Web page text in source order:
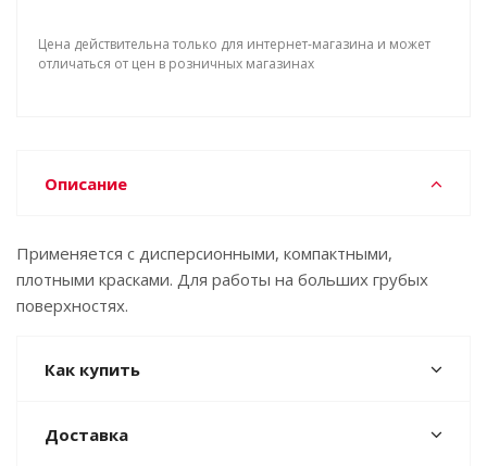
Цена действительна только для интернет-магазина и может
отличаться от цен в розничных магазинах
Описание
Применяется с дисперсионными, компактными,
плотными красками. Для работы на больших грубых
поверхностях.
Как купить
Доставка